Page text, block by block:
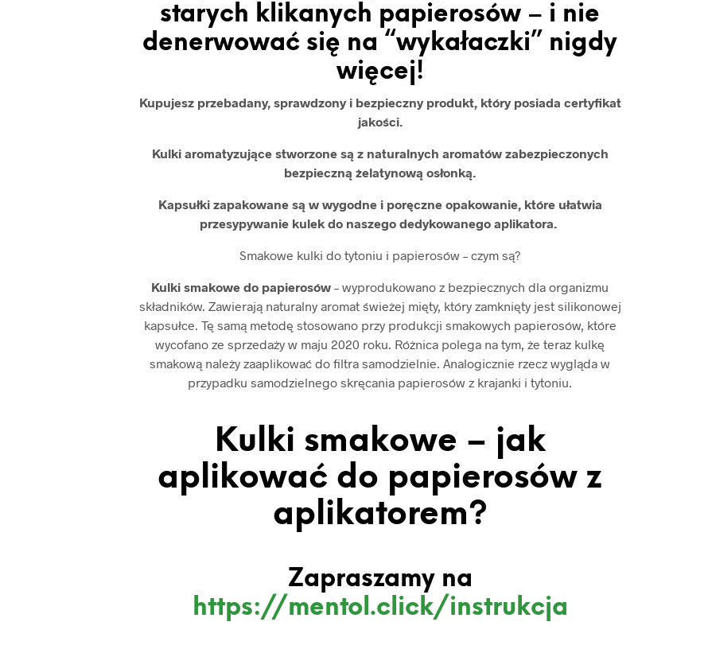
starych klikanych papierosów – i nie
denerwować się na “wykałaczki” nigdy
więcej!
Kupujesz przebadany, sprawdzony i bezpieczny produkt, który posiada certyfikat
jakości.
Kulki aromatyzujące stworzone są z naturalnych aromatów zabezpieczonych
bezpieczną żelatynową osłonką.
Kapsułki zapakowane są w wygodne i poręczne opakowanie, które ułatwia
przesypywanie kulek do naszego dedykowanego aplikatora.
Smakowe kulki do tytoniu i papierosów – czym są?
Kulki smakowe do papierosów – wyprodukowano z bezpiecznych dla organizmu
składników. Zawierają naturalny aromat świeżej mięty, który zamknięty jest silikonowej
kapsułce. Tę samą metodę stosowano przy produkcji smakowych papierosów, które
wycofano ze sprzedaży w maju 2020 roku. Różnica polega na tym, że teraz kulkę
smakową należy zaaplikować do filtra samodzielnie. Analogicznie rzecz wygląda w
przypadku samodzielnego skręcania papierosów z krajanki i tytoniu.
Kulki smakowe – jak
aplikować do papierosów z
aplikatorem?
Zapraszamy na
https://mentol.click/instrukcja